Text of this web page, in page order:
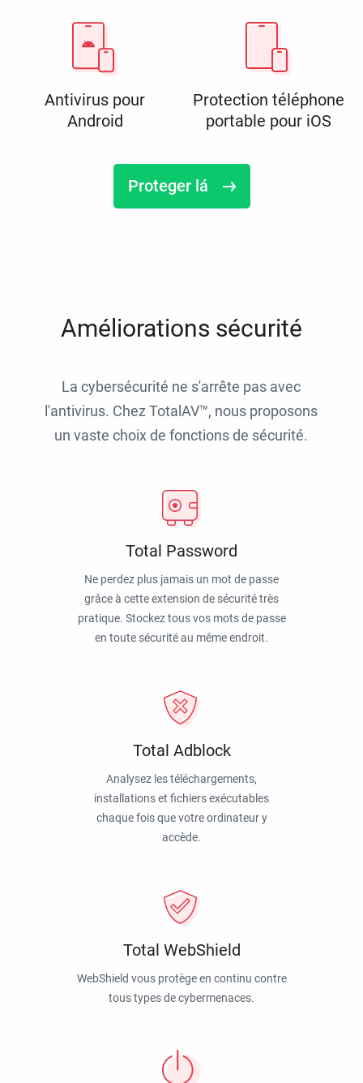
Antivirus pour
Android
Protection téléphone
portable pour iOS
Proteger lá
Améliorations sécurité
La cybersécurité ne s'arrête pas avec
l'antivirus. Chez TotalAV™, nous proposons
un vaste choix de fonctions de sécurité.
Total Password
Ne perdez plus jamais un mot de passe
grâce à cette extension de sécurité très
pratique. Stockez tous vos mots de passe
en toute sécurité au même endroit.
Total Adblock
Analysez les téléchargements,
installations et fichiers exécutables
chaque fois que votre ordinateur y
accède.
Total WebShield
WebShield vous protège en continu contre
tous types de cybermenaces.